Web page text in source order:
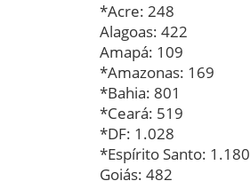
*Acre: 248
Alagoas: 422
Amapá: 109
*Amazonas: 169
*Bahia: 801
*Ceará: 519
*DF: 1.028
*Espírito Santo: 1.180
Goiás: 482